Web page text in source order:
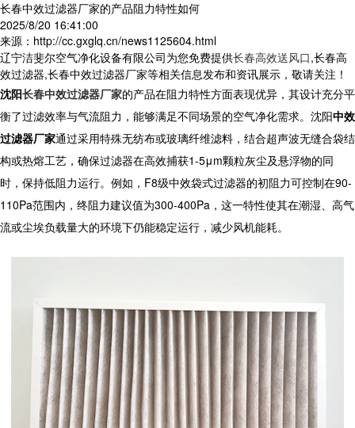
长春中效过滤器厂家的产品阻力特性如何
2025/8/20 16:41:00
来源：http://cc.gxglq.cn/news1125604.html
辽宁洁斐尔空气净化设备有限公司为您免费提供长春高效送风口,长春高
效过滤器,长春中效过滤器厂家等相关信息发布和资讯展示，敬请关注！
沈阳长春中效过滤器厂家的产品在阻力特性方面表现优异，其设计充分平
衡了过滤效率与气流阻力，能够满足不同场景的空气净化需求。 沈阳中效
过滤器厂家通过采用特殊无纺布或玻璃纤维滤料，结合超声波无缝合袋结
构或热熔工艺，确保过滤器在高效捕获1-5μm颗粒灰尘及悬浮物的同
时，保持低阻力运行。例如，F8级中效袋式过滤器的初阻力可控制在90-
110Pa范围内，终阻力建议值为300-400Pa，这一特性使其在潮湿、高气
流或尘埃负载量大的环境下仍能稳定运行，减少风机能耗。